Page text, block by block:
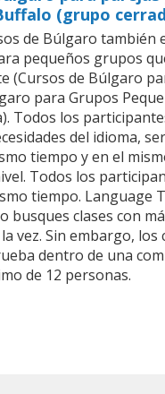
(grupo
de Búlgaro también
pequeños grupos
(Cursos de Búlgaro
para Grupos
Todos los
del idioma,
tiempo y en el
Todos los
tiempo. Language
busques clases con
vez. Sin embargo, los
dentro de una
de 12 personas.